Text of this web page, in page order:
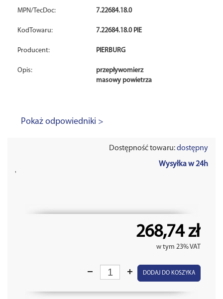
MPN/TecDoc: 7.22684.18.0
KodTowaru: 7.22684.18.0 PIE
Producent: PIERBURG
Opis:
przepływomierz
masowy powietrza
Pokaż odpowiedniki >
Dostępność towaru:dostępny
Wysyłka w 24h
'
268,74 zł
w tym 23% VAT
DODAJ DO KOSZYKA